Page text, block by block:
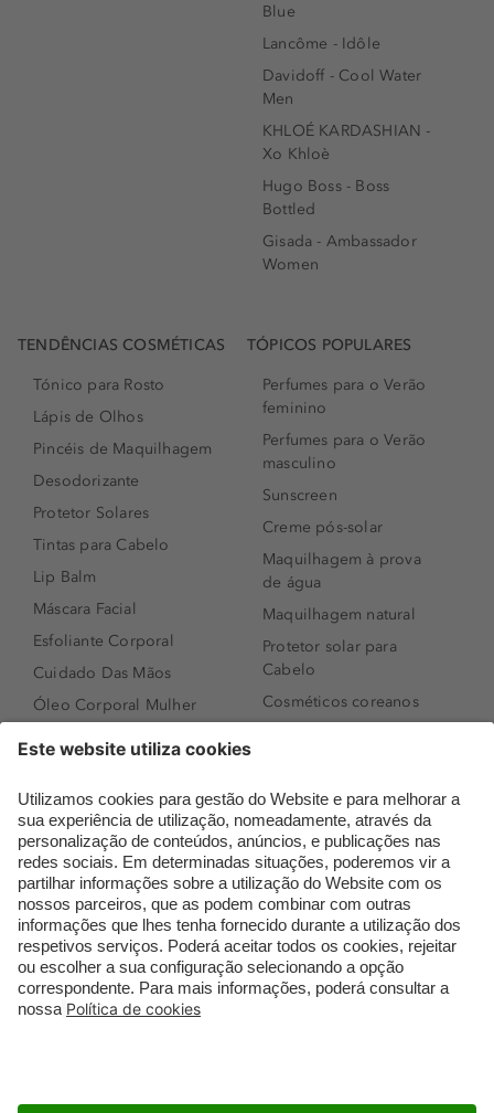
Blue
Lancôme - Idôle
Davidoff - Cool Water
Men
KHLOÉ KARDASHIAN -
Xo Khloè
Hugo Boss - Boss
Bottled
Gisada - Ambassador
Women
TENDÊNCIAS COSMÉTICAS
Tónico para Rosto
Lápis de Olhos
Pincéis de Maquilhagem
Desodorizante
Protetor Solares
Tintas para Cabelo
Lip Balm
Máscara Facial
Esfoliante Corporal
Cuidado Das Mãos
Óleo Corporal Mulher
Sérum de Rosto
Body mist & Spray
corporal
Produtos para Cabelo
Homem
Espuma de Limpeza
Facial
Dermocosmética
TÓPICOS POPULARES
Perfumes para o Verão
feminino
Perfumes para o Verão
masculino
Sunscreen
Creme pós-solar
Maquilhagem à prova
de água
Maquilhagem natural
Protetor solar para
Cabelo
Cosméticos coreanos
Perfumes árabes
Novidades
Melhores Perfumes
Femininos
TOP 10: Perfumes
Masculinos
Pestanas Postiças
Creme Rosto Homem